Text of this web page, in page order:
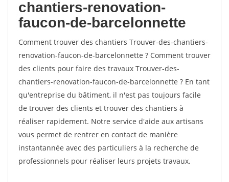
chantiers-renovation-
faucon-de-barcelonnette
Comment trouver des chantiers Trouver-des-chantiers-
renovation-faucon-de-barcelonnette ? Comment trouver
des clients pour faire des travaux Trouver-des-
chantiers-renovation-faucon-de-barcelonnette ? En tant
qu'entreprise du bâtiment, il n'est pas toujours facile
de trouver des clients et trouver des chantiers à
réaliser rapidement. Notre service d'aide aux artisans
vous permet de rentrer en contact de manière
instantannée avec des particuliers à la recherche de
professionnels pour réaliser leurs projets travaux.